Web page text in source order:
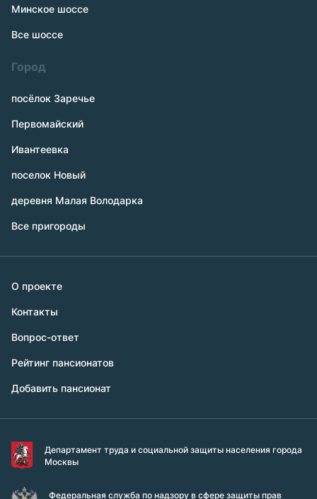
Минское шоссе
Все шоссе
Город
посёлок Заречье
Первомайский
Ивантеевка
поселок Новый
деревня Малая Володарка
Все пригороды
О проекте
Контакты
Вопрос-ответ
Рейтинг пансионатов
Добавить пансионат
Департамент труда и социальной защиты населения города
Москвы
Федеральная служба по надзору в сфере защиты прав